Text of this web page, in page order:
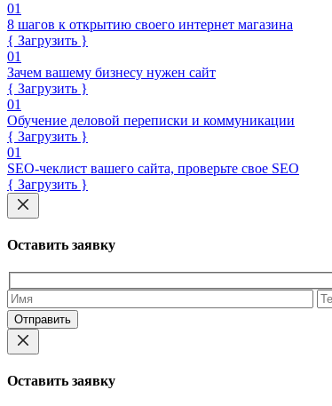
01
8 шагов к открытию своего интернет магазина
{ Загрузить }
01
Зачем вашему бизнесу нужен сайт
{ Загрузить }
01
Обучение деловой переписки и коммуникации
{ Загрузить }
01
SEO-чеклист вашего сайта, проверьте свое SEO
{ Загрузить }
Оставить заявку
Оставьте
это
поле
Оставить заявку